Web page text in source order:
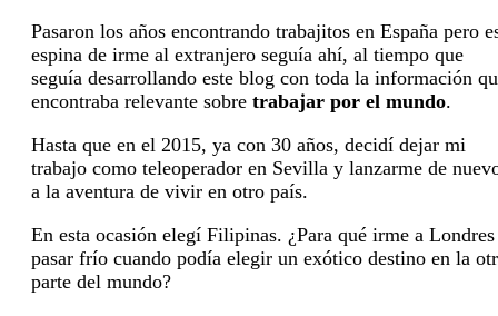
Pasaron los años encontrando trabajitos en España pero
espina de irme al extranjero seguía ahí, al tiempo que
seguía desarrollando este blog con toda la información
encontraba relevante sobre trabajar por el mundo.
Hasta que en el 2015, ya con 30 años, decidí dejar mi
trabajo como teleoperador en Sevilla y lanzarme de
a la aventura de vivir en otro país.
En esta ocasión elegí Filipinas. ¿Para qué irme a Londres
pasar frío cuando podía elegir un exótico destino en la
parte del mundo?